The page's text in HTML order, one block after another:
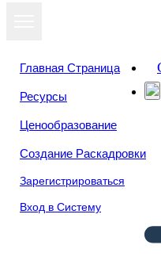
Главная Страница
Ресурсы
Ценообразование
Создание Раскадровки
Зарегистрироваться
Вход в Систему